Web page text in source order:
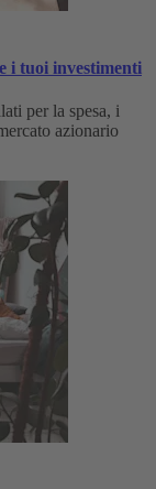
i tuoi investimenti
per la spesa, i
azionario